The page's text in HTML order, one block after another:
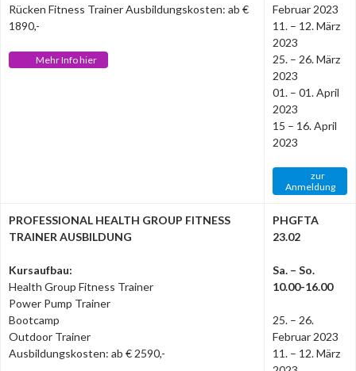
Rücken Fitness Trainer Ausbildungskosten: ab €
1890,-
Mehr Info hier
Februar 2023
11. – 12. März
2023
25. – 26. März
2023
01. – 01. April
2023
15 – 16. April
2023
zur
Anmeldung
PROFESSIONAL HEALTH GROUP FITNESS
TRAINER AUSBILDUNG
Kursaufbau:
Health Group Fitness Trainer
Power Pump Trainer
Bootcamp
Outdoor Trainer
Ausbildungskosten: ab € 2590,-
PHGFTA
23.02
Sa. – So.
10.00-16.00
25. – 26.
Februar 2023
11. – 12. März